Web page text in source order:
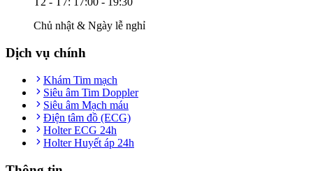
Chủ nhật & Ngày lễ nghỉ
Dịch vụ chính
Khám Tim mạch
Siêu âm Tim Doppler
Siêu âm Mạch máu
Điện tâm đồ (ECG)
Holter ECG 24h
Holter Huyết áp 24h